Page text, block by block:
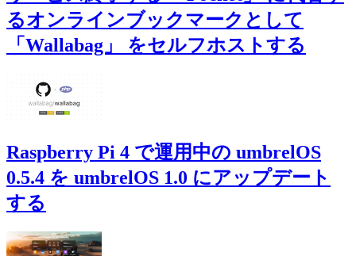
るオンラインブックマークとして
「Wallabag」 をセルフホストする
Raspberry Pi 4 で運用中の umbrelOS
0.5.4 を umbrelOS 1.0 にアップデート
する